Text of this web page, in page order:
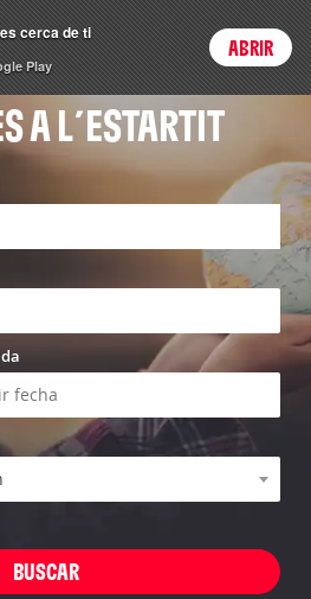
Login
A L´ESTARTIT
cerca de ti
Play
ABRIR